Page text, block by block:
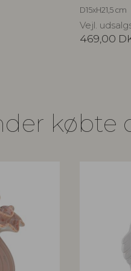
D15xH21,5 cm
Vejl.
469,00
købte